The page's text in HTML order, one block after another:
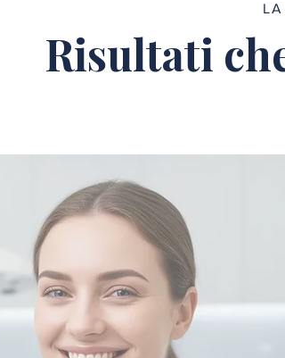
Risultati